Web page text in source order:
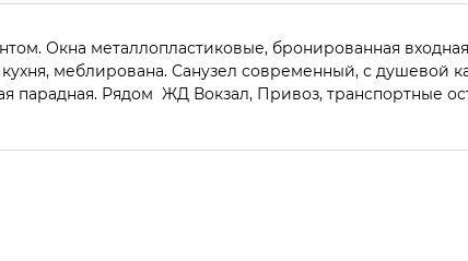
Окна металлопластиковые, бронированная
меблирована. Санузел современный, с душевой
парадная. Рядом ЖД Вокзал, Привоз, транспортные